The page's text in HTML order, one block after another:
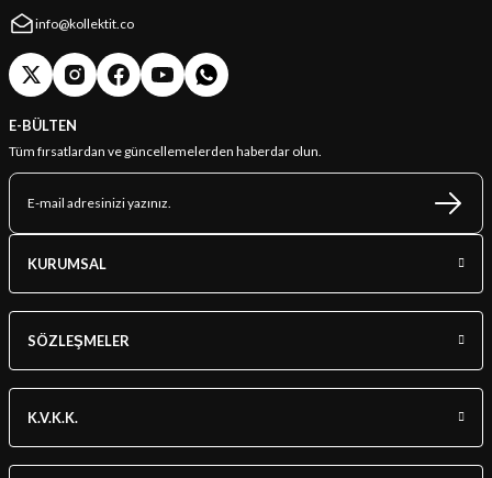
info@kollektit.co
E-BÜLTEN
Tüm fırsatlardan ve güncellemelerden haberdar olun.
KURUMSAL
SÖZLEŞMELER
K.V.K.K.